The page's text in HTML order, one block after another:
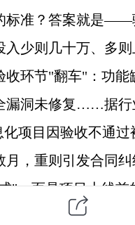
标准？答案就是——
入少则几十万、多
收环节"翻车"：功能
漏洞未修复……据行
化项目因验收不通过
月，重则引发合同纠
"，而是项目上线前
规范的验收测评流程